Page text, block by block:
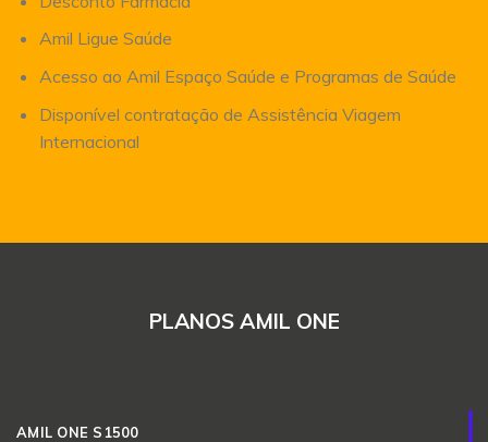
Amil Ligue Saúde
Acesso ao Amil Espaço Saúde e Programas de Saúde
Disponível contratação de Assistência Viagem
Internacional
PLANOS AMIL ONE
AMIL ONE S1500